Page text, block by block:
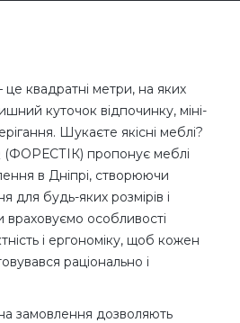
квадратні метри, на яких
куточок відпочинку, міні-
Шукаєте якісні меблі?
(ФОРЕСТІК) пропонує меблі
в Дніпрі, створюючи
для будь-яких розмірів і
особливості
і ергономіку, щоб кожен
раціонально і
замовлення дозволяють